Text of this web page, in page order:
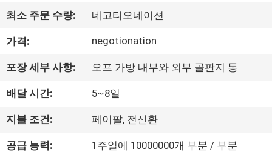
하
여
공
장
최소 주문 수량: 네고티오네이션
가격: negotionation
포장 세부 사항: 오프 가방 내부와 외부 골판지 통
배달 시간: 5~8일
지불 조건: 페이팔, 전신환
공급 능력: 1주일에 10000000개 부분 / 부분